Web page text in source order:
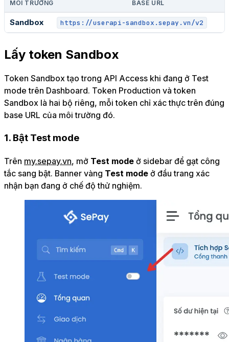
MÔI TRƯỜNG BASE URL
Sandbox https://userapi-sandbox.sepay.vn/v2
Lấy token Sandbox
Token Sandbox tạo trong API Access khi đang ở Test
mode trên Dashboard. Token Production và token
Sandbox là hai bộ riêng, mỗi token chỉ xác thực trên đúng
base URL của môi trường đó.
1. Bật Test mode
Trên my.sepay.vn, mở Test mode ở sidebar để gạt công
tắc sang bật. Banner vàng Test mode ở đầu trang xác
nhận bạn đang ở chế độ thử nghiệm.